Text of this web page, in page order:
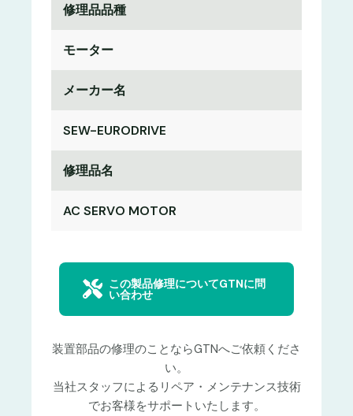
修理品品種
モーター
メーカー名
SEW-EURODRIVE
修理品名
AC SERVO MOTOR
この製品修理についてGTNに問
い合わせ
装置部品の修理のことならGTNへご依頼くださ
い。
当社スタッフによるリペア・メンテナンス技術
でお客様をサポートいたします。